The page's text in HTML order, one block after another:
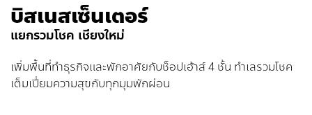
บิสเนสเซ็นเตอร์
แยกรวมโชค เชียงใหม่
เพิ่มพื้นที่ทำธุรกิจและพักอาศัยกับช็อปเฮ้าส์ 4 ชั้น ทำเลรวมโชค
เต็มเปี่ยมความสุขกับทุกมุมพักผ่อน